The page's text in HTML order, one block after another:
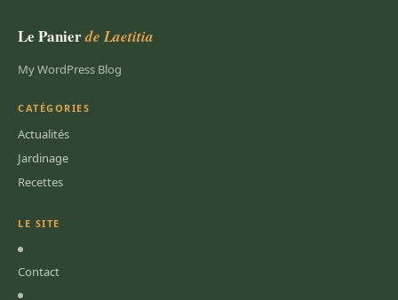
Le Panierde Laetitia
My WordPress Blog
CATÉGORIES
Actualités
Jardinage
Recettes
LE SITE
Contact